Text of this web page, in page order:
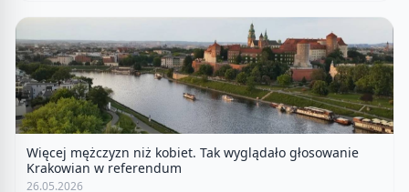
Więcej mężczyzn niż kobiet. Tak wyglądało głosowanie
Krakowian w referendum
26.05.2026